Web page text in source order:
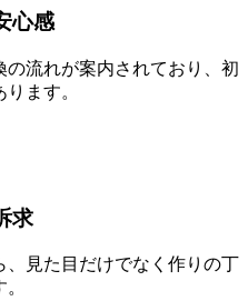
心感
流れが案内されており、初
ます。
求
見た目だけでなく作りの丁